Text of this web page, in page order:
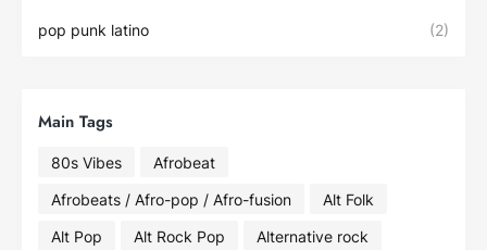
pop punk latino (2)
Main Tags
80s Vibes
Afrobeat
Afrobeats / Afro-pop / Afro-fusion
Alt Folk
Alt Pop
Alt Rock Pop
Alternative rock